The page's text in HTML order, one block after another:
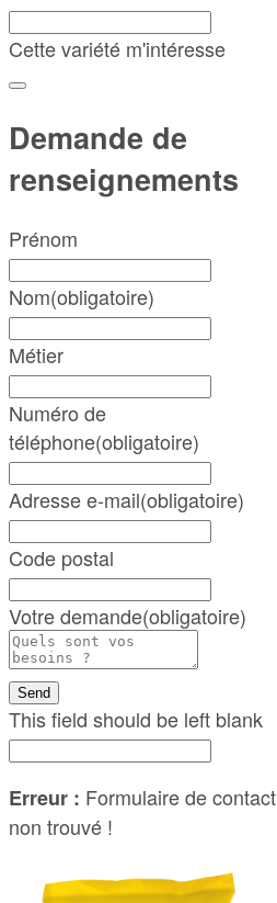
Cette variété m'intéresse
Demande de
renseignements
Prénom
Nom(obligatoire)
Métier
Numéro de
téléphone(obligatoire)
Adresse e-mail(obligatoire)
Code postal
Votre demande(obligatoire)
Send
This field should be left blank
Erreur : Formulaire de contact
non trouvé !